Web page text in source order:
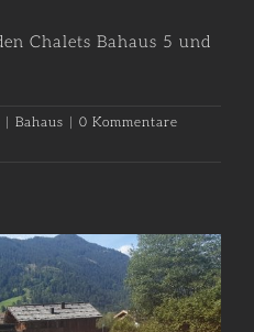
Chalets Bahaus 5 und
| Bahaus | 0 Kommentare